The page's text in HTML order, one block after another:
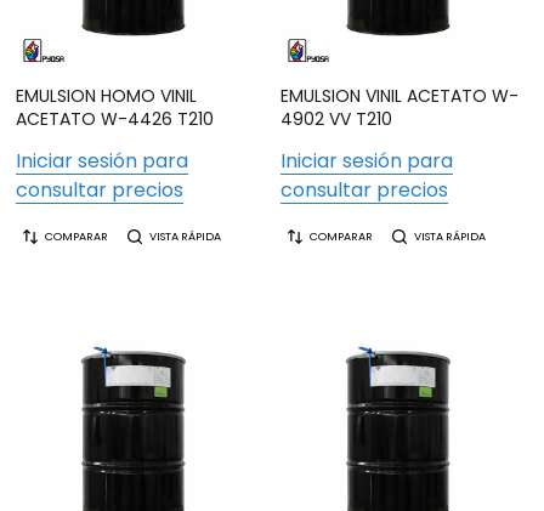
EMULSION HOMO VINIL
ACETATO W-4426 T210
Iniciar sesión para
consultar precios
COMPARAR VISTA RÁPIDA
EMULSION VINIL ACETATO W-
4902 VV T210
Iniciar sesión para
consultar precios
COMPARAR VISTA RÁPIDA